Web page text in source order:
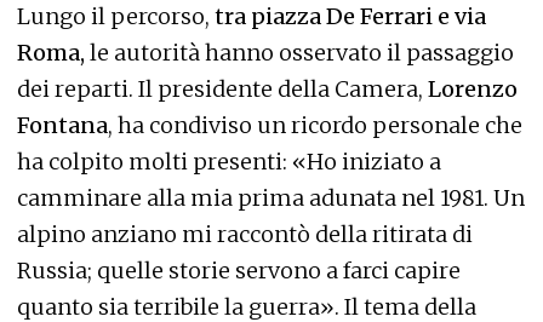
Lungo il percorso, tra piazza De Ferrari e via
Roma, le autorità hanno osservato il passaggio
dei reparti. Il presidente della Camera, Lorenzo
Fontana, ha condiviso un ricordo personale che
ha colpito molti presenti: «Ho iniziato a
camminare alla mia prima adunata nel 1981. Un
alpino anziano mi raccontò della ritirata di
Russia; quelle storie servono a farci capire
quanto sia terribile la guerra». Il tema della